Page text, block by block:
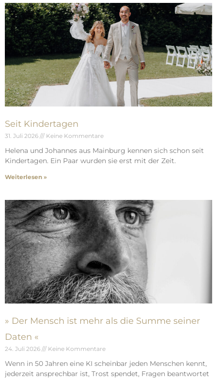
Seit Kindertagen
31. Juli 2026 Keine Kommentare
Helena und Johannes aus Mainburg kennen sich schon seit
Kindertagen. Ein Paar wurden sie erst mit der Zeit.
Weiterlesen »
» Der Mensch ist mehr als die Summe seiner
Daten «
24. Juli 2026 Keine Kommentare
Wenn in 50 Jahren eine KI scheinbar jeden Menschen kennt,
jederzeit ansprechbar ist, Trost spendet, Fragen beantwortet